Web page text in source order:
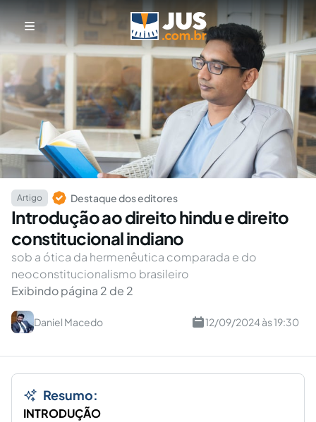
Artigo Destaque dos editores
Introdução ao direito hindu e direito
constitucional indiano
sob a ótica da hermenêutica comparada e do
neoconstitucionalismo brasileiro
Exibindo página 2 de 2
Daniel Macedo 12/09/2024 às 19:30
Resumo:
INTRODUÇÃO